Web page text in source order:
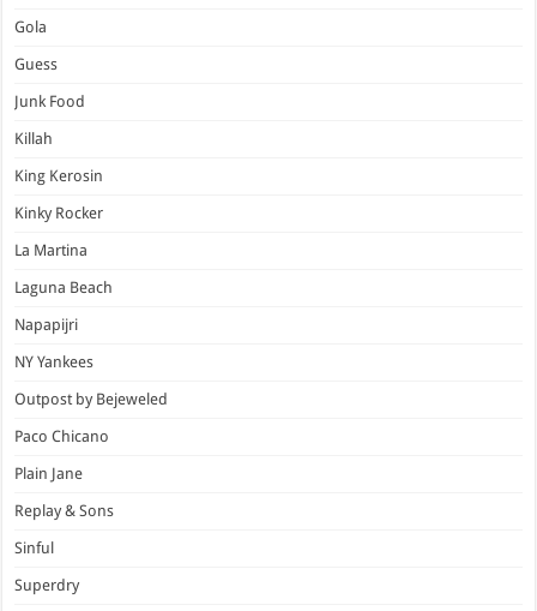
Gola
Guess
Junk Food
Killah
King Kerosin
Kinky Rocker
La Martina
Laguna Beach
Napapijri
NY Yankees
Outpost by Bejeweled
Paco Chicano
Plain Jane
Replay & Sons
Sinful
Superdry